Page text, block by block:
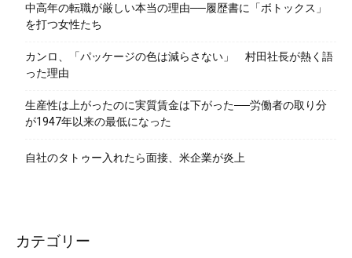
中高年の転職が厳しい本当の理由──履歴書に「ボトックス」
を打つ女性たち
カンロ、「パッケージの色は減らさない」 村田社長が熱く語
った理由
生産性は上がったのに実質賃金は下がった──労働者の取り分
が1947年以来の最低になった
自社のタトゥー入れたら面接、米企業が炎上
カテゴリー